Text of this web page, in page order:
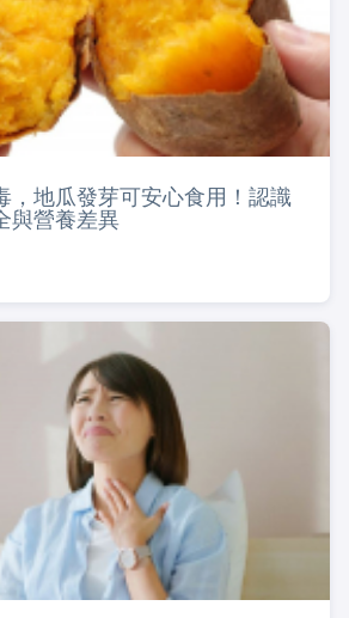
，地瓜發芽可安心食用！認識
與營養差異